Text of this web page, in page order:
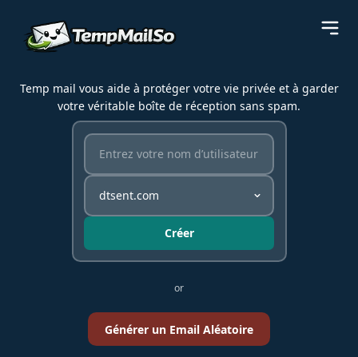
Temp mail vous aide à protéger votre vie privée et à garder
votre véritable boîte de réception sans spam.
Créer
or
Générer un Email Aléatoire